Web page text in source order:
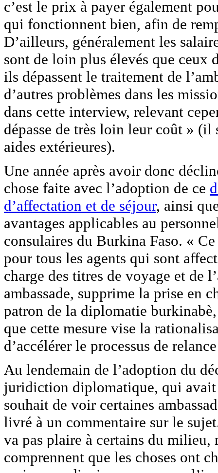
c’est le prix à payer également
qui fonctionnent bien, afin de
D’ailleurs, généralement les
sont de loin plus élevés que ceux
ils dépassent le traitement de
d’autres problèmes dans les
dans cette interview, relevant
dépasse de très loin leur coût » (il
aides extérieures).
Une année après avoir donc
chose faite avec l’adoption de ce
d’affectation et de séjour, ainsi
avantages applicables au
consulaires du Burkina Faso. «
pour tous les agents qui sont
charge des titres de voyage et de
ambassade, supprime la prise en
patron de la diplomatie
que cette mesure vise la
d’accélérer le processus de
Au lendemain de l’adoption du
juridiction diplomatique, qui
souhait de voir certaines
livré à un commentaire sur le
va pas plaire à certains du
comprennent que les choses ont